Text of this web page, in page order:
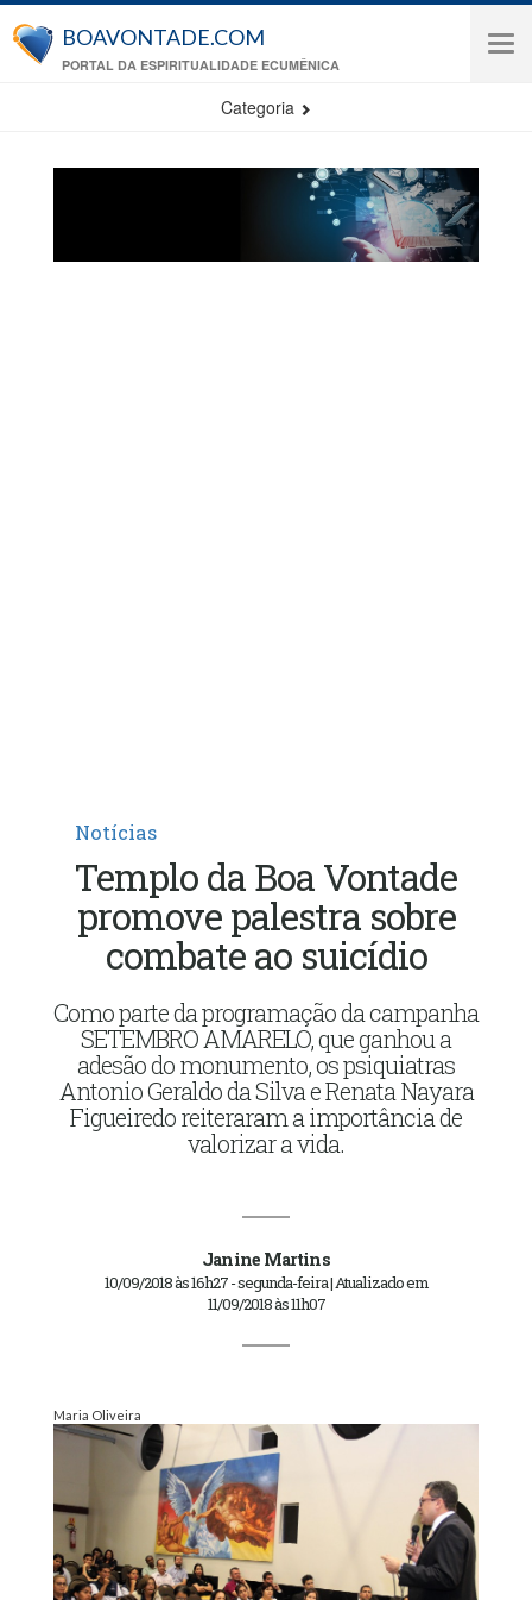
Pular para o conteúdo principal
BOAVONTADE.COM
PORTAL DA ESPIRITUALIDADE ECUMÊNICA
Categoria
Notícias
Templo da Boa Vontade
promove palestra sobre
combate ao suicídio
Como parte da programação da campanha
SETEMBRO AMARELO, que ganhou a
adesão do monumento, os psiquiatras
Antonio Geraldo da Silva e Renata Nayara
Figueiredo reiteraram a importância de
valorizar a vida.
Janine Martins
10/09/2018 às 16h27 - segunda-feira | Atualizado em
11/09/2018 às 11h07
Maria Oliveira